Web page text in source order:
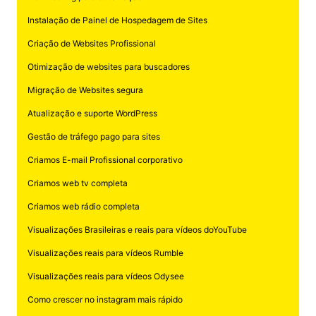
Instalação de Painel de Hospedagem de Sites
Criação de Websites Profissional
Otimização de websites para buscadores
Migração de Websites segura
Atualização e suporte WordPress
Gestão de tráfego pago para sites
Criamos E-mail Profissional corporativo
Criamos web tv completa
Criamos web rádio completa
Visualizações Brasileiras e reais para vídeos doYouTube
Visualizações reais para vídeos Rumble
Visualizações reais para vídeos Odysee
Como crescer no instagram mais rápido